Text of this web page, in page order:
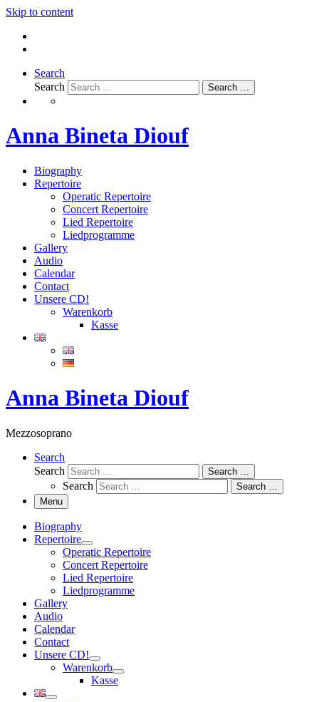
Skip to content
Search
Search
Search …
Anna Bineta Diouf
Biography
Repertoire
Operatic Repertoire
Concert Repertoire
Lied Repertoire
Liedprogramme
Gallery
Audio
Calendar
Contact
Unsere CD!
Warenkorb
Kasse
Anna Bineta Diouf
Mezzosoprano
Search
Search
Search …
Search
Search …
Menu
Biography
Repertoire
Operatic Repertoire
Concert Repertoire
Lied Repertoire
Liedprogramme
Gallery
Audio
Calendar
Contact
Unsere CD!
Warenkorb
Kasse